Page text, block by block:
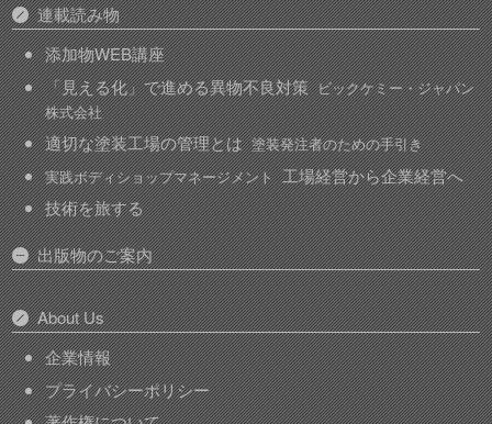
連載読み物
添加物WEB講座
「見える化」で進める異物不良対策 ビックケミー・ジャパン
株式会社
適切な塗装工場の管理とは 塗装発注者のための手引き
実践ボディショップマネージメント 工場経営から企業経営へ
技術を旅する
出版物のご案内
About Us
企業情報
プライバシーポリシー